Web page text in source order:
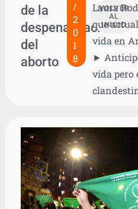
de la
despenalización
del
aborto
/
2
0
1
8
VOLVER
AL
INICIO
Laura
que
vida en
►
vida pero